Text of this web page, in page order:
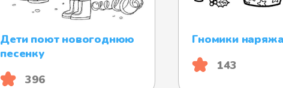
Дети поют новогоднюю
песенку
396
Гномики
143